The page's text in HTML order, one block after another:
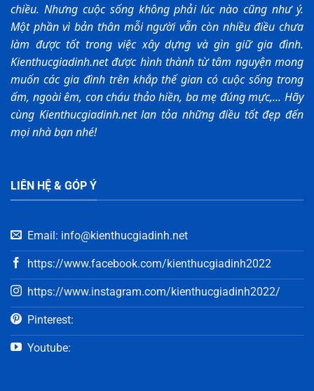
chiều. Nhưng cuộc sống không phải lúc nào cũng như ý.
Một phần vì bản thân mỗi người vẫn còn nhiều điều chưa
làm được tốt trong việc xây dựng và gìn giữ gia đình.
Kienthucgiadinh.net được hình thành từ tâm nguyện mong
muốn các gia đình trên khắp thế gian có cuộc sống trong
ấm, ngoài êm, con cháu thảo hiền, ba mẹ đúng mực,... Hãy
cùng Kienthucgiadinh.net lan tỏa những điều tốt đẹp đến
mọi nhà bạn nhé!
LIÊN HỆ & GÓP Ý
Email: info@kienthucgiadinh.net
https://www.facebook.com/kienthucgiadinh2022
https://www.instagram.com/kienthucgiadinh2022/
Pinterest:
Youtube: